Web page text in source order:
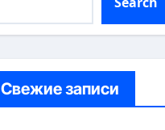
Свежие записи